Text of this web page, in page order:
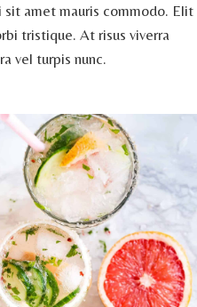
amet mauris commodo. Elit
tristique. At risus viverra
vel turpis nunc.